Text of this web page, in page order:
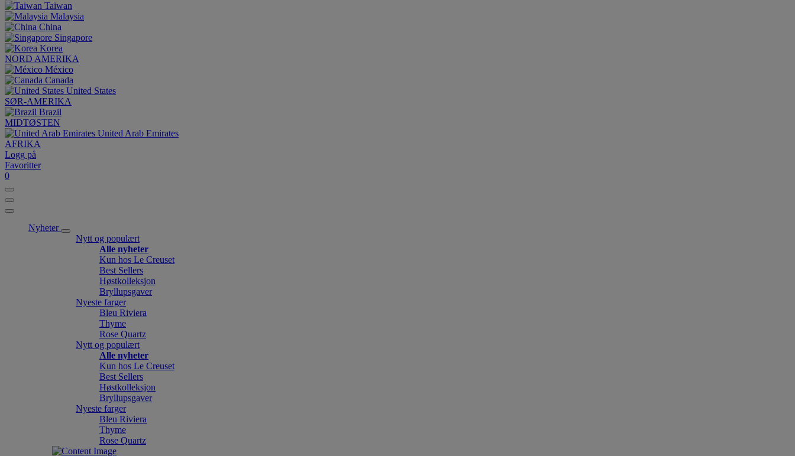
Taiwan
Malaysia
China
Singapore
Korea
NORD AMERIKA
México
Canada
United States
SØR-AMERIKA
Brazil
MIDTØSTEN
United Arab Emirates
AFRIKA
Logg på
Favoritter
0
Nyheter
Nytt og populært
Alle nyheter
Kun hos Le Creuset
Best Sellers
Høstkolleksjon
Bryllupsgaver
Nyeste farger
Bleu Riviera
Thyme
Rose Quartz
Nytt og populært
Alle nyheter
Kun hos Le Creuset
Best Sellers
Høstkolleksjon
Bryllupsgaver
Nyeste farger
Bleu Riviera
Thyme
Rose Quartz